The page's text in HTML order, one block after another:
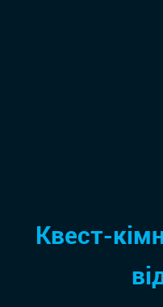
Квест-